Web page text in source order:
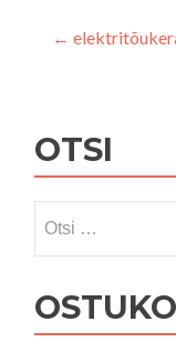
←
OTSI